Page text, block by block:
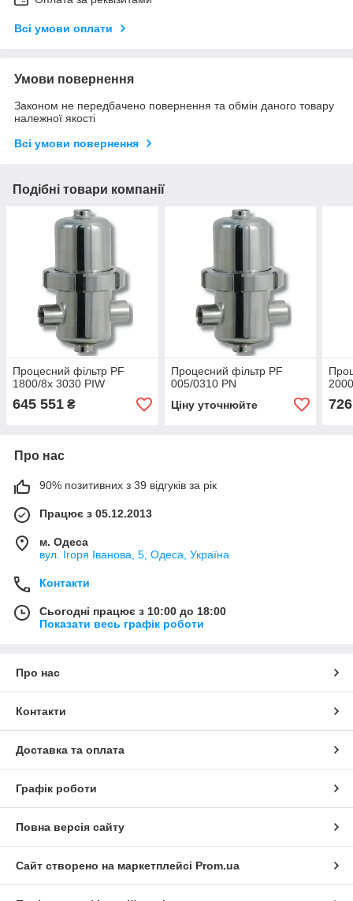
Всі умови оплати
Умови повернення
Законом не передбачено повернення та обмін даного товару
належної якості
Всі умови повернення
Подібні товари компанії
Процесний фільтр PF
1800/8x 3030 PIW
645 551 ₴
Процесний фільтр PF
005/0310 PN
Ціну уточнюйте
Про нас
90% позитивних з 39 відгуків за рік
Працює з 05.12.2013
м. Одеса
вул. Ігоря Іванова, 5, Одеса, Україна
Контакти
Сьогодні працює з 10:00 до 18:00
Показати весь графік роботи
Про нас
Контакти
Доставка та оплата
Графік роботи
Повна версія сайту
Сайт створено на маркетплейсі Prom.ua